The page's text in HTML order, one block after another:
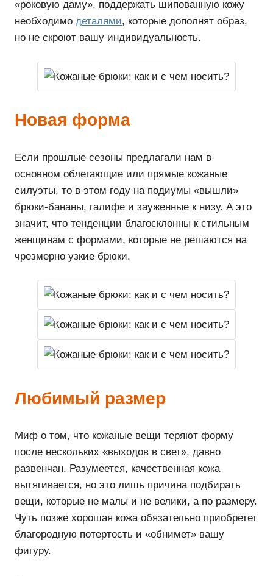
«роковую даму», поддержать шипованную кожу
необходимо деталями, которые дополнят образ,
но не скроют вашу индивидуальность.
Новая форма
Если прошлые сезоны предлагали нам в
основном облегающие или прямые кожаные
силуэты, то в этом году на подиумы «вышли»
брюки-бананы, галифе и зауженные к низу. А это
значит, что тенденции благосклонны к стильным
женщинам с формами, которые не решаются на
чрезмерно узкие брюки.
Любимый размер
Миф о том, что кожаные вещи теряют форму
после нескольких «выходов в свет», давно
развенчан. Разумеется, качественная кожа
вытягивается, но это лишь причина подбирать
вещи, которые не малы и не велики, а по размеру.
Чуть позже хорошая кожа обязательно приобретет
благородную потертость и «обнимет» вашу
фигуру.